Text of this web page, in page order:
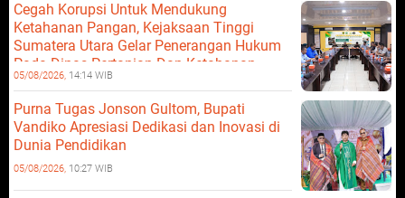
Cegah Korupsi Untuk Mendukung
Ketahanan Pangan, Kejaksaan Tinggi
Sumatera Utara Gelar Penerangan Hukum
Pada Dinas Pertanian Dan Ketahanan
Pangan
05/08/2026, 14:14 WIB
Purna Tugas Jonson Gultom, Bupati
Vandiko Apresiasi Dedikasi dan Inovasi di
Dunia Pendidikan
05/08/2026, 10:27 WIB